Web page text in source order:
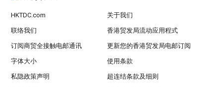
HKTDC.com 关于我们
联络我们 香港贸发局流动应用程式
订阅商贸全接触电邮通讯 更新您的香港贸发局电邮订阅
字体大小 使用条款
私隐政策声明 超连结条款及细则